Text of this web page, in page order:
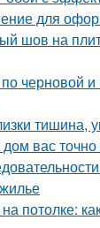
для
шов на
черновой и
тишина,
вас точно
потолке: